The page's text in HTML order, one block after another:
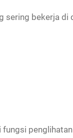
bekerja